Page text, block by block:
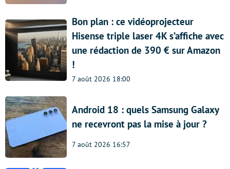
Bon plan : ce vidéoprojecteur
Hisense triple laser 4K s’affiche avec
une rédaction de 390 € sur Amazon
!
7 août 2026 18:00
Android 18 : quels Samsung Galaxy
ne recevront pas la mise à jour ?
7 août 2026 16:57